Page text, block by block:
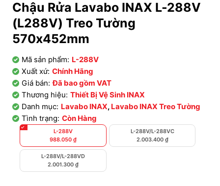
Chậu Rửa Lavabo INAX L-288V
(L288V) Treo Tường
570x452mm
Mã sản phẩm: L-288V
Xuất xứ: Chính Hãng
Giá bán: Đã bao gồm VAT
Thương hiệu: Thiết Bị Vệ Sinh INAX
Danh mục: Lavabo INAX, Lavabo INAX Treo Tường
Tình trạng: Còn Hàng
L-288V
988.050 ₫
L-288V/L-288VC
2.003.400 ₫
L-288V/L-288VD
2.001.300 ₫